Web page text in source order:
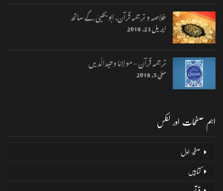
خلاصہ و ترجمہ قرآن، ابو یحییٰ کے ساتھ
اپریل 23, 2018
ترجمہ قرآن – مولانا وحیدالّدیں
مئی 5, 2018
اہم صفحات اور لنکس
صفحۂ اول
کتابیں